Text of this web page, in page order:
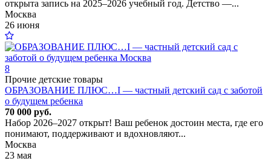
открыта запись на 2025–2026 учебный год. Детство —...
Москва
26 июня
8
Прочие детские товары
ОБРАЗОВАНИЕ ПЛЮС…I — частный детский сад с заботой
о будущем ребенка
70 000 руб.
Набор 2026–2027 открыт! Ваш ребенок достоин места, где его
понимают, поддерживают и вдохновляют...
Москва
23 мая